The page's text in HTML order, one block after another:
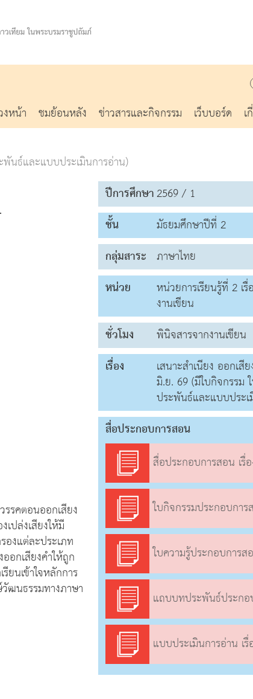
หน้า ชมย้อนหลัง ข่าวสารและกิจกรรม เว็บบอร์ด
พันธ์และแบบประเมินการอ่าน)
รคตอนออกเสียง
ปล่งเสียงให้มี
องแต่ละประเภท
อกเสียงคำให้ถูก
ยนเข้าใจหลักการ
ฒนธรรมทางภาษา
ปีการศึกษา2569 / 1
ชั้น
มัธยมศึกษาปีที่ 2
กลุ่มสาระ ภาษาไทย
หน่วย
หน่วยการเรียนรู้ที่ 2 เ
งานเขียน
ชั่วโมง
พินิจสารจากงานเขียน
เรื่อง
เสนาะสำเนียง ออกเสี
มิ.ย. 69 (มีใบกิจกรรม
ประพันธ์และแบบประ
สื่อประกอบการสอน
สื่อประกอบการสอน เรื่อง เสนาะสำเ
ใบกิจกรรมประกอบการสอน เรื่อง เสนาะ
ใบความรู้ประกอบการสอน เรื่อง เสนาะสำ
แถบบทประพันธ์ประกอบการสอน เรื่อง เสนาะ
แบบประเมินการอ่าน เรื่อง เสนาะสำเ